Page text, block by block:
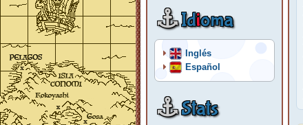
Idioma
Inglés
Español
Stats